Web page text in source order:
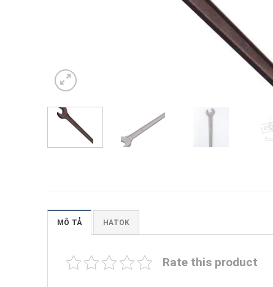
MÔ TẢ HATOK
Rate this product